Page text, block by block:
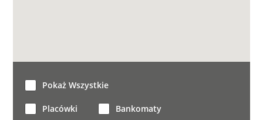
Pokaż Wszystkie
Placówki Bankomaty